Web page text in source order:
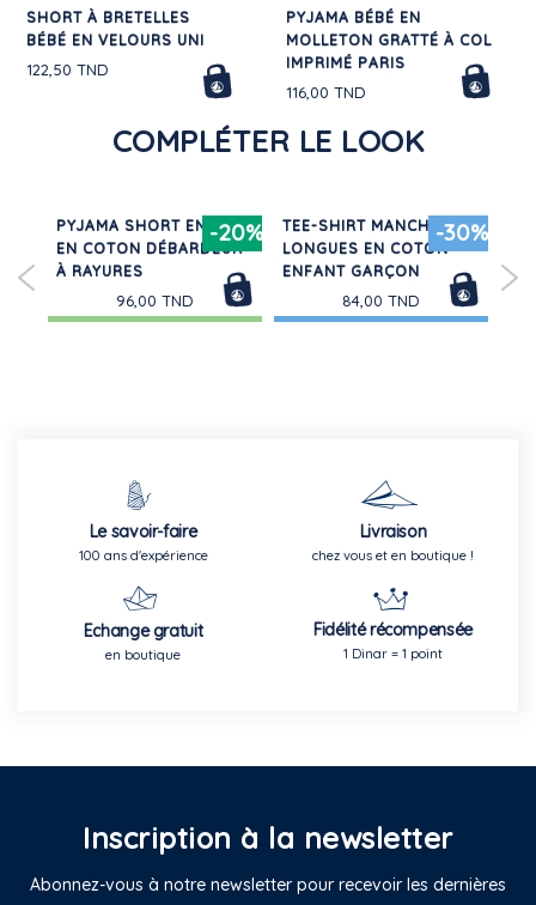
SHORT À BRETELLES
BÉBÉ EN VELOURS UNI
122,50 TND
PYJAMA BÉBÉ EN
MOLLETON GRATTÉ À COL
IMPRIMÉ PARIS
116,00 TND
COMPLÉTER LE LOOK
-20%
PYJAMA SHORT ENFANT
EN COTON DÉBARDEUR
À RAYURES
96,00 TND
-30%
TEE-SHIRT MANCHES
LONGUES EN COTON
ENFANT GARÇON
84,00 TND
Le savoir-faire
100 ans d'expérience
Livraison
chez vous et en boutique !
Echange gratuit
en boutique
Fidélité récompensée
1 Dinar = 1 point
Inscription à la newsletter
Abonnez-vous à notre newsletter pour recevoir les dernières